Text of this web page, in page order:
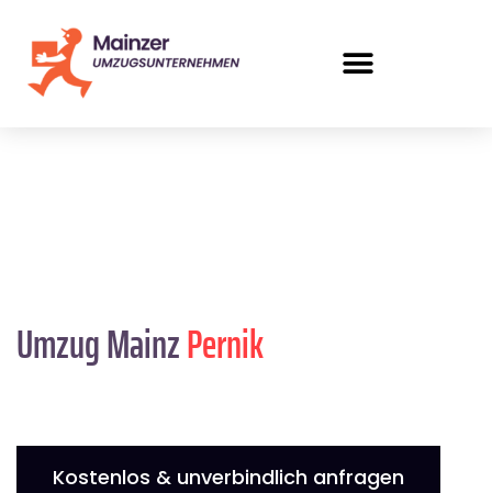
Umzug MainzPernik
Kostenlos & unverbindlich anfragen